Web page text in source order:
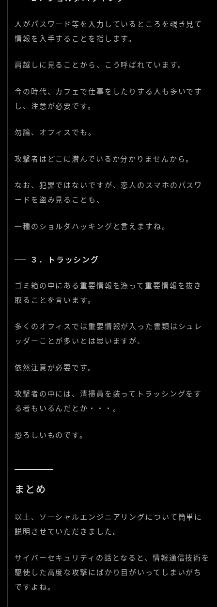
人がパスワード等を入力しているところを覗き見て
情報を入手することを指します。
肩越しに見ることから、こう呼ばれています。
今の時代、カフェで仕事をしたりする人も多いです
し、注意が必要です。
勿論、オフィスでも。
攻撃者はどこに潜んでいるか分かりませんから。
なお、犯罪ではないですが、恋人のスマホのパスワ
ードを盗み見ることも、
一種のショルダハッキングと言えますね。
３．トラッシング
ゴミ箱の中にある重要情報を漁って重要情報を抜き
取ることを言います。
多くのオフィスでは重要情報が入った書類はシュレ
ッダーことが多いとは思いますが、
依然注意が必要です。
攻撃者の中には、清掃員を装ってトラッシングをす
る者もいるんだとか・・・。
恐ろしいものです。
まとめ
以上、ソーシャルエンジニアリングについて簡単に
説明させていただきました。
サイバーセキュリティの話となると、情報通信技術を
駆使した高度な攻撃にばかり目がいってしまいがち
ですよね。